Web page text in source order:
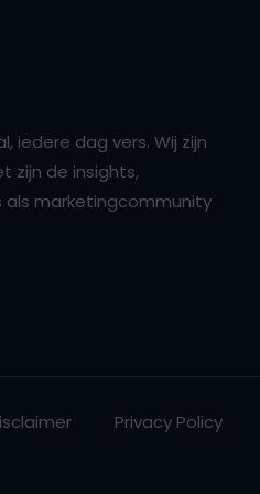
iedere dag vers. Wij zijn
zijn de insights,
als marketingcommunity
Privacy Policy